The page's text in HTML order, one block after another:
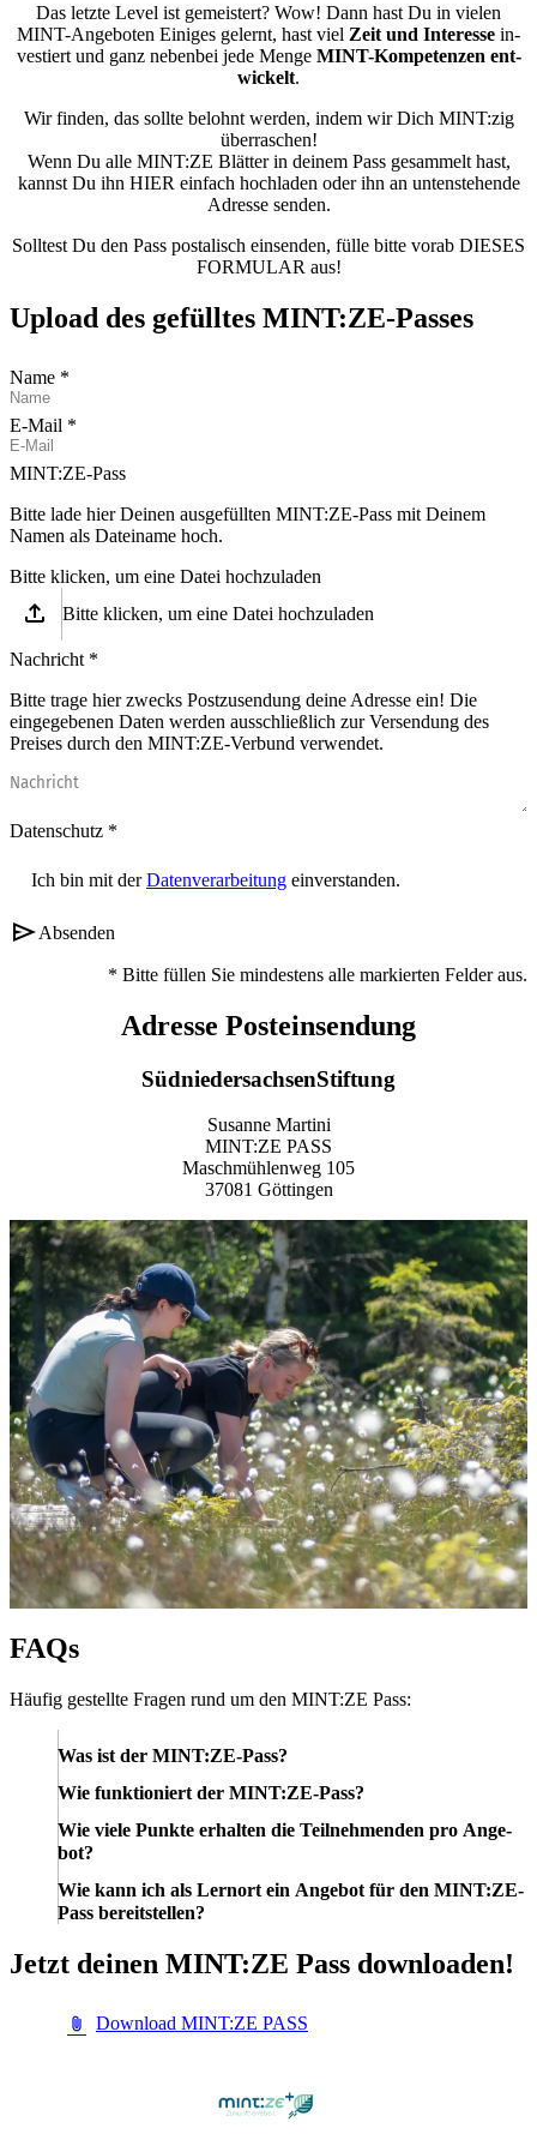
Das letz­te Le­vel ist ge­meis­tert? Wow! Dann hast Du in vie­len
MINT-An­ge­bo­ten Ei­ni­ges ge­lernt, hast viel Zeit und In­ter­es­se in­
ves­tiert und ganz ne­ben­bei jede Men­ge MINT-Kom­pe­ten­zen ent­
wi­ckelt.
Wir fin­den, das soll­te be­lohnt wer­den, in­dem wir Dich MINT:zig
über­ra­schen!
Wenn Du alle MINT:ZE Blät­ter in dei­nem Pass ge­sam­melt hast,
kannst Du ihn HIER ein­fach hoch­la­den oder ihn an un­ten­ste­hen­de
Adres­se sen­den.
Soll­test Du den Pass pos­ta­lisch ein­sen­den, fül­le bit­te vor­ab DIE­SES
FOR­MU­LAR aus!
Upload des ge­füll­tes MINT:ZE-Pas­ses
Name
E-Mail
MINT:ZE-Pass
Bitte lade hier Deinen ausgefüllten MINT:ZE-Pass mit Deinem
Namen als Dateiname hoch.
Bitte klicken, um eine Datei hochzuladen
upload Bitte klicken, um eine Datei hochzuladen
Nachricht
Bitte trage hier zwecks Postzusendung deine Adresse ein! Die
eingegebenen Daten werden ausschließlich zur Versendung des
Preises durch den MINT:ZE-Verbund verwendet.
Datenschutz
Ich bin mit derDatenverarbeitung einverstanden.
sendAbsenden
Bitte füllen Sie mindestens alle markierten Felder aus.
Adres­se Post­ein­sen­dung
Süd­nie­der­sach­sen­Stif­tung
Su­san­ne Mar­ti­ni
MINT:ZE PASS
Maschmüh­len­weg 105
37081 Göt­tin­gen
FAQs
Häu­fig ge­stell­te Fra­gen rund um den MINT:ZE Pass:
Was ist der MINT:ZE-Pass?
Wie funk­tio­niert der MINT:ZE-Pass?
Wie vie­le Punk­te er­hal­ten die Teil­neh­men­den pro An­ge­
bot?
Wie kann ich als Lern­ort ein An­ge­bot für den MINT:ZE-
Pass be­reit­stel­len?
Jetzt dei­nen MINT:ZE Pass down­loa­den!
Download MINT:ZE PASS